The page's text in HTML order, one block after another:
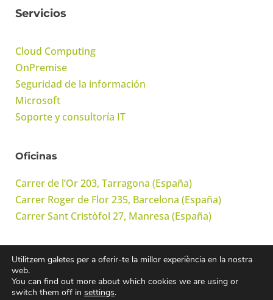
Servicios
Cloud Computing
OnPremise
Seguridad de la información
Microsoft
Soporte y consultoría IT
Oficinas
Carrer de l’Or 203, Tarragona (España)
Carrer Roger de Flor 235, Barcelona (España)
Carrer Sant Cristòfol 27, Manresa (España)
© Onwork Cloud, S.L. Todos los derechos reservados
Utilitzem galetes per a oferir-te la millor experiència en la nostra
web.
You can find out more about which cookies we are using or
switch them off in settings.